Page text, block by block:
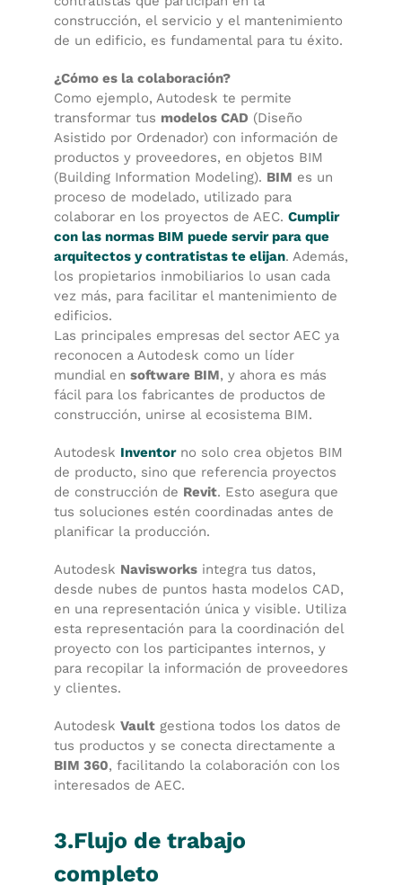
construcción, el servicio y el mantenimiento
de un edificio, es fundamental para tu éxito.
¿Cómo es la colaboración?
Como ejemplo, Autodesk te permite
transformar tus modelos CAD (Diseño
Asistido por Ordenador) con información de
productos y proveedores, en objetos BIM
(Building Information Modeling). BIM es un
proceso de modelado, utilizado para
colaborar en los proyectos de AEC. Cumplir
con las normas BIM puede servir para que
arquitectos y contratistas te elijan. Además,
los propietarios inmobiliarios lo usan cada
vez más, para facilitar el mantenimiento de
edificios.
Las principales empresas del sector AEC ya
reconocen a Autodesk como un líder
mundial en software BIM, y ahora es más
fácil para los fabricantes de productos de
construcción, unirse al ecosistema BIM.
Autodesk Inventorno solo crea objetos BIM
de producto, sino que referencia proyectos
de construcción de Revit. Esto asegura que
tus soluciones estén coordinadas antes de
planificar la producción.
Autodesk Navisworks integra tus datos,
desde nubes de puntos hasta modelos CAD,
en una representación única y visible. Utiliza
esta representación para la coordinación del
proyecto con los participantes internos, y
para recopilar la información de proveedores
y clientes.
Autodesk Vault gestiona todos los datos de
tus productos y se conecta directamente a
BIM 360, facilitando la colaboración con los
interesados de AEC.
3.Flujo de trabajo
completo